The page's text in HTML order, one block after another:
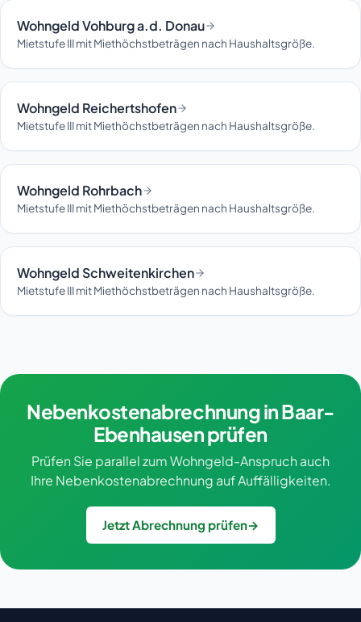
Wohngeld Vohburg a.d. Donau
Mietstufe III mit Miethöchstbeträgen nach Haushaltsgröße.
Wohngeld Reichertshofen
Mietstufe III mit Miethöchstbeträgen nach Haushaltsgröße.
Wohngeld Rohrbach
Mietstufe III mit Miethöchstbeträgen nach Haushaltsgröße.
Wohngeld Schweitenkirchen
Mietstufe III mit Miethöchstbeträgen nach Haushaltsgröße.
Nebenkostenabrechnung in Baar-
Ebenhausen prüfen
Prüfen Sie parallel zum Wohngeld-Anspruch auch
Ihre Nebenkostenabrechnung auf Auffälligkeiten.
Jetzt Abrechnung prüfen→